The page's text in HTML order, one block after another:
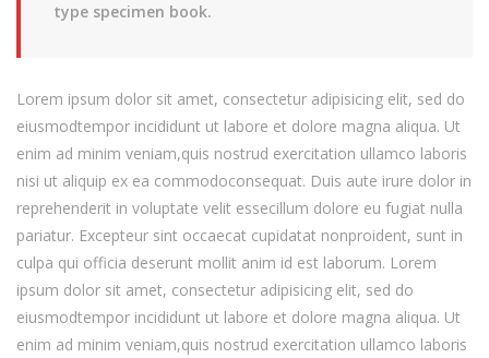
type specimen book.
Lorem ipsum dolor sit amet, consectetur adipisicing elit, sed do
eiusmodtempor incididunt ut labore et dolore magna aliqua. Ut
enim ad minim veniam,quis nostrud exercitation ullamco laboris
nisi ut aliquip ex ea commodoconsequat. Duis aute irure dolor in
reprehenderit in voluptate velit essecillum dolore eu fugiat nulla
pariatur. Excepteur sint occaecat cupidatat nonproident, sunt in
culpa qui officia deserunt mollit anim id est laborum. Lorem
ipsum dolor sit amet, consectetur adipisicing elit, sed do
eiusmodtempor incididunt ut labore et dolore magna aliqua. Ut
enim ad minim veniam,quis nostrud exercitation ullamco laboris